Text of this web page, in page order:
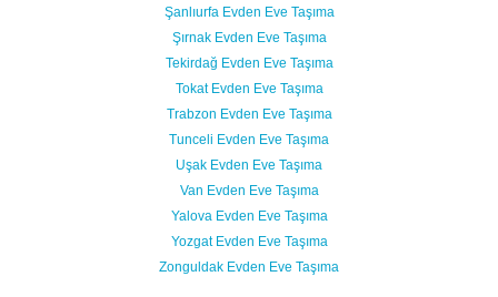
Şanlıurfa Evden Eve Taşıma
Şırnak Evden Eve Taşıma
Tekirdağ Evden Eve Taşıma
Tokat Evden Eve Taşıma
Trabzon Evden Eve Taşıma
Tunceli Evden Eve Taşıma
Uşak Evden Eve Taşıma
Van Evden Eve Taşıma
Yalova Evden Eve Taşıma
Yozgat Evden Eve Taşıma
Zonguldak Evden Eve Taşıma